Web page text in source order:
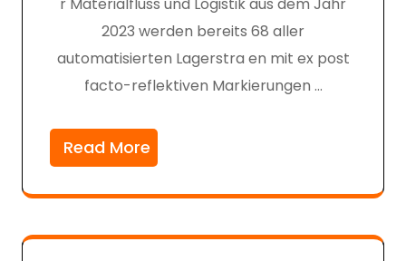
2023 werden bereits 68 aller
automatisierten Lagerstra en mit ex post
facto-reflektiven Markierungen …
Read More